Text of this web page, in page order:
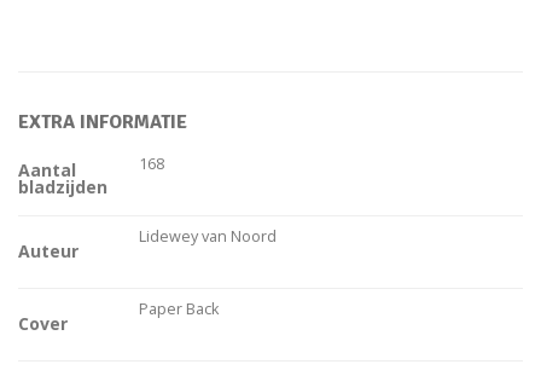
EXTRA INFORMATIE
Aantal
bladzijden
168
Auteur
Lidewey van Noord
Cover
Paper Back